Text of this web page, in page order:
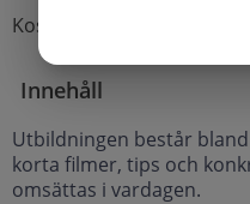
Kostnadsfri
Innehåll
Utbildningen består
korta filmer, tips och
omsättas i vardagen.